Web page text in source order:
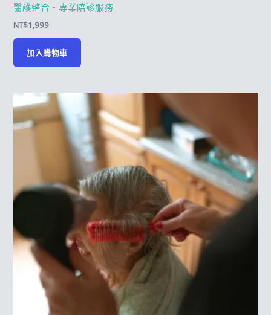
醫護整合・專業陪診服務
NT$1,999
加入購物車